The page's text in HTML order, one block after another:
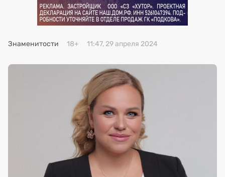
Знаменитости 18+ 11:47, 29 апреля 2024